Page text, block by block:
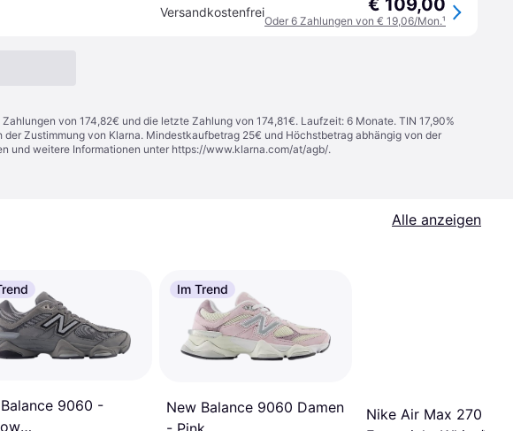
Versandkostenfrei € 109,00
Oder 6 Zahlungen von € 19,06/Mon.¹
von 174,82€ und die letzte Zahlung von 174,81€. Laufzeit: 6 Monate. TIN 17,90%
Zustimmung von Klarna. Mindestkaufbetrag 25€ und Höchstbetrag abhängig von der
und weitere Informationen unter https://www.klarna.com/at/agb/.
Alle anzeigen
9060 -
Im Trend
New Balance 9060 Damen
Nike Air Max 270